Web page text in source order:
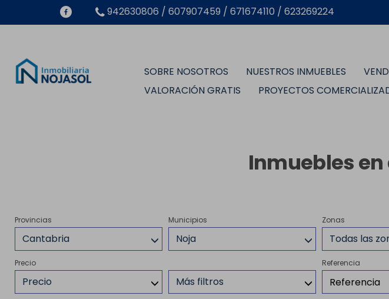
942630806 / 607907459 / 671674110 / 623269224
SOBRE NOSOTROS NUESTROS INMUEBLES
VALORACIÓN GRATIS
PROYECTOS
Inmuebles
Provincias
Cantabria
Municipios
Noja
Zonas
Todas las
Precio
Precio Más filtros
Referencia